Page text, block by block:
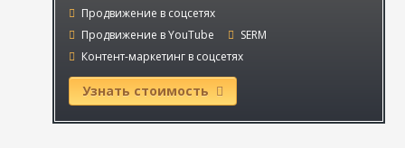
Продвижение в соцсетях
Продвижение в YouTube
SERM
Контент-маркетинг в соцсетях
Узнать стоимость